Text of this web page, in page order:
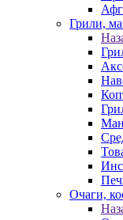
Грили,
Очаги,